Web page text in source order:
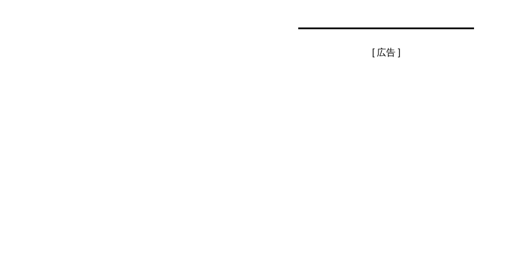
[ 広告 ]